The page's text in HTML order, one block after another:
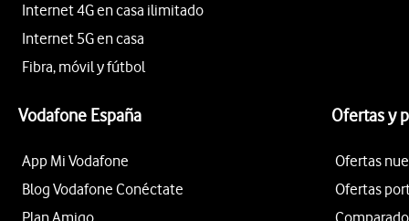
Internet 4G en casa ilimitado
Internet 5G en casa
Fibra, móvil y fútbol
Vodafone España
App Mi Vodafone
Blog Vodafone Conéctate
Plan Amigo
Ofertas y
Ofertas
Ofertas